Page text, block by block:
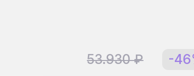
53.930 ₽ -